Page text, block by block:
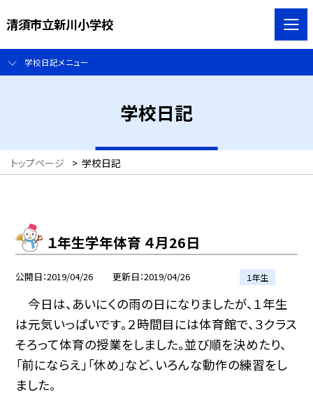
清須市立新川小学校
学校日記メニュー
学校日記
トップページ > 学校日記
１年生学年体育 ４月26日
公開日 2019/04/26 更新日 2019/04/26 １年生
今日は、あいにくの雨の日になりましたが、１年生
は元気いっぱいです。２時間目には体育館で、３クラス
そろって体育の授業をしました。並び順を決めたり、
「前にならえ」「休め」など、いろんな動作の練習をし
ました。